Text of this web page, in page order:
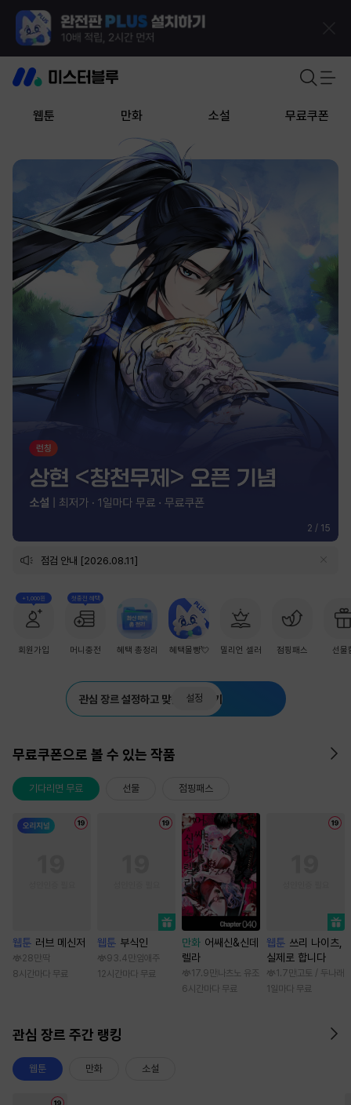
웹툰 만화 소설 무료쿠폰
2 / 15
점검 안내 [2026.08.11]
+1,000원
회원가입
첫충전 혜택
머니충전 혜택 총정리 혜택몰빵💘 밀리언 셀러 점핑패스 선물
관심 장르 설정하고 맞춤 추천 받기
설정
무료쿠폰으로 볼 수 있는 작품
기다리면 무료 선물 점핑패스
웹툰 러브 메신저
28만 딱
8시간마다 무료
웹툰 부식인
93.4만 임애주
12시간마다 무료
만화 어쌔신&신데
렐라
17.9만 나츠노 유조
6시간마다 무료
웹툰 쓰리 나이츠,
실제로 합니다
1.7만 고토 / 두나래
1일마다 무료
관심 장르 주간 랭킹
웹툰 만화 소설